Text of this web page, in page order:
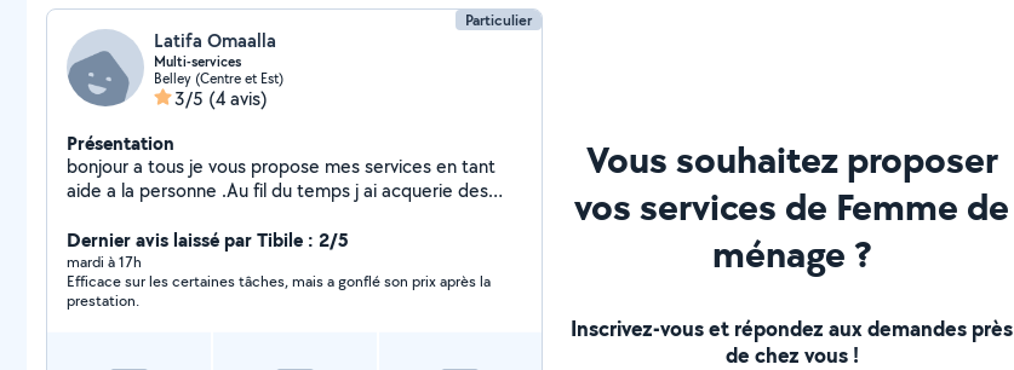
Particulier
Latifa Omaalla
Multi-services
Belley (Centre et Est)
3/5 (4 avis)
Présentation
bonjour a tous je vous propose mes services en tant
aide a la personne .Au fil du temps j ai acquerie des
ehpad , agent d entretient pour des professionelles et
chez des particuliers etc.. Discretion , ponctuelle
,autonome et rigueur sont mes principales qualites .Je
peux me deplacer dans un rayon de 20km autour de
Dernier avis laissé par Tibile : 2/5
mardi à 17h
Efficace sur les certaines tâches, mais a gonflé son prix après la
prestation.
Vous souhaitez proposer
vos services de Femme de
ménage ?
Inscrivez-vous et répondez aux demandes près
de chez vous !